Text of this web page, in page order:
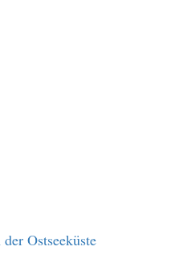
Ostseeküste